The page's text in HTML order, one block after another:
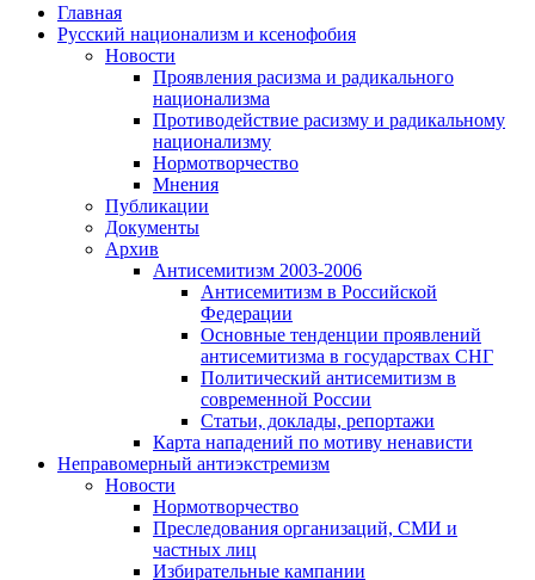
Главная
Русский национализм и ксенофобия
Новости
Проявления расизма и радикального
национализма
Противодействие расизму и радикальному
национализму
Нормотворчество
Мнения
Публикации
Документы
Архив
Антисемитизм 2003-2006
Антисемитизм в Российской
Федерации
Основные тенденции проявлений
антисемитизма в государствах СНГ
Политический антисемитизм в
современной России
Статьи, доклады, репортажи
Карта нападений по мотиву ненависти
Неправомерный антиэкстремизм
Новости
Нормотворчество
Преследования организаций, СМИ и
частных лиц
Избирательные кампании